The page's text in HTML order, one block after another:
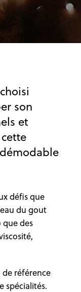
son
et
défis que
du gout
que des
référence
spécialités.